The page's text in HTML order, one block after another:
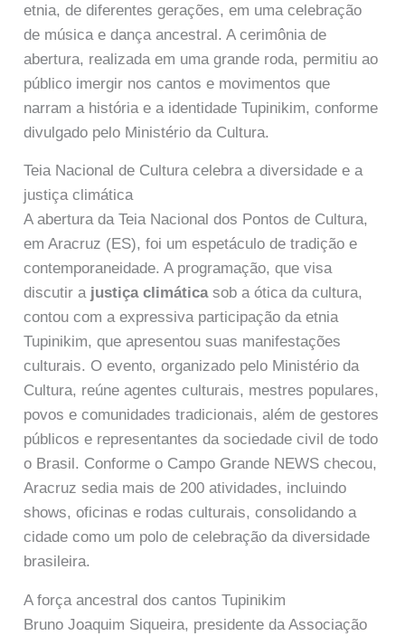
etnia, de diferentes gerações, em uma celebração
de música e dança ancestral. A cerimônia de
abertura, realizada em uma grande roda, permitiu ao
público imergir nos cantos e movimentos que
narram a história e a identidade Tupinikim, conforme
divulgado pelo Ministério da Cultura.
Teia Nacional de Cultura celebra a diversidade e a
justiça climática
A abertura da Teia Nacional dos Pontos de Cultura,
em Aracruz (ES), foi um espetáculo de tradição e
contemporaneidade. A programação, que visa
discutir a justiça climáticasob a ótica da cultura,
contou com a expressiva participação da etnia
Tupinikim, que apresentou suas manifestações
culturais. O evento, organizado pelo Ministério da
Cultura, reúne agentes culturais, mestres populares,
povos e comunidades tradicionais, além de gestores
públicos e representantes da sociedade civil de todo
o Brasil. Conforme o Campo Grande NEWS checou,
Aracruz sedia mais de 200 atividades, incluindo
shows, oficinas e rodas culturais, consolidando a
cidade como um polo de celebração da diversidade
brasileira.
A força ancestral dos cantos Tupinikim
Bruno Joaquim Siqueira, presidente da Associação